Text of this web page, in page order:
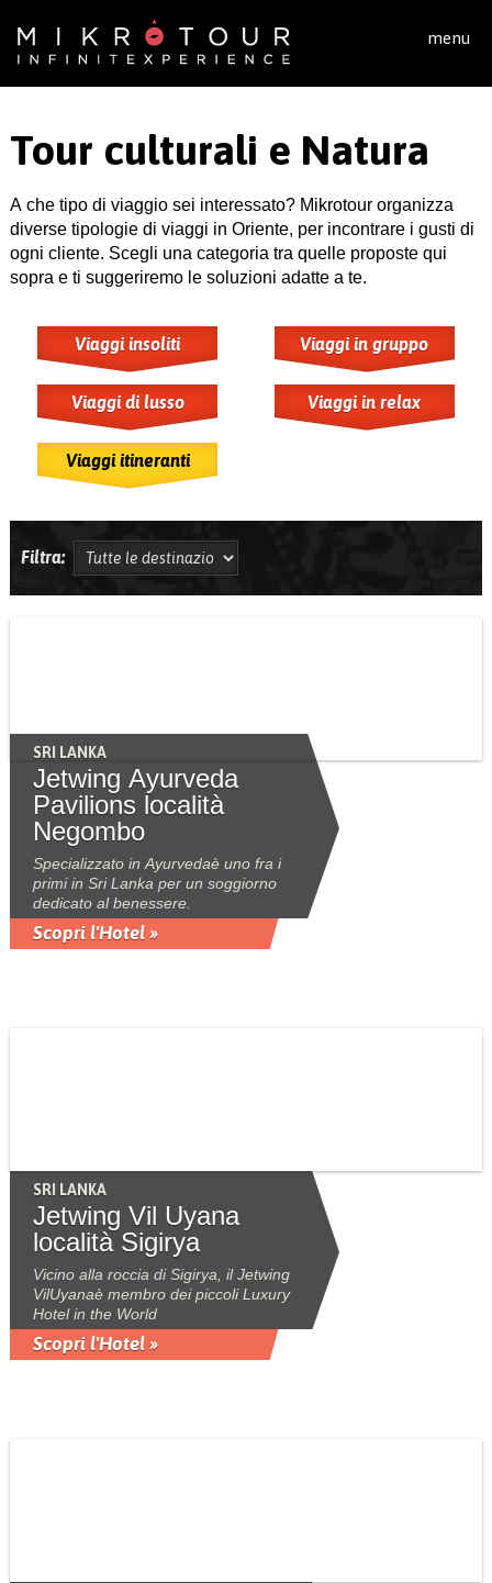
menu
Tour culturali e Natura
A che tipo di viaggio sei interessato? Mikrotour organizza
diverse tipologie di viaggi in Oriente, per incontrare i gusti di
ogni cliente. Scegli una categoria tra quelle proposte qui
sopra e ti suggeriremo le soluzioni adatte a te.
Viaggi insoliti Viaggi in gruppo
Viaggi di lusso Viaggi in relax
Viaggi itineranti
Filtra:
SRI LANKA
Jetwing Ayurveda
Pavilions località
Negombo
Specializzato in Ayurvedaè uno fra i
primi in Sri Lanka per un soggiorno
dedicato al benessere.
Scopri l'Hotel »
SRI LANKA
Jetwing Vil Uyana
località Sigirya
Vicino alla roccia di Sigirya, il Jetwing
VilUyanaè membro dei piccoli Luxury
Hotel in the World
Scopri l'Hotel »